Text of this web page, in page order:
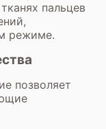
пальцев
режиме.
позволяет